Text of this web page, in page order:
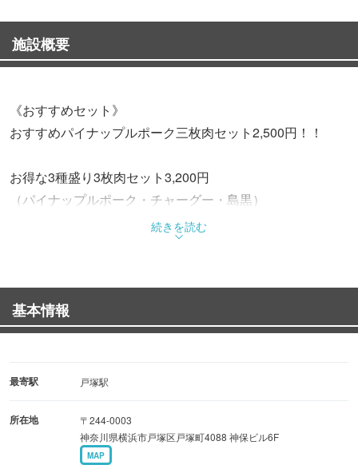
施設概要
《おすすめセット》
おすすめパイナップルポーク三枚肉セット2,500円！！
お得な3種盛り3枚肉セット3,200円
（パイナップルポーク・チャーグー・島黒）
《パイナップルポークのこだわり》
て育った豚です！！
カロリー・脂質は20％ダウン！！なのに栄養たっぷり！！
普通の豚肉と比べてカロリー・脂質が1～2割少ないのに対
約1．5倍！！ヘルシーなのに栄養たっぷり！！是非一度お
続きを読む
基本情報
最寄駅 戸塚駅
所在地
〒244-0003
神奈川県横浜市戸塚区戸塚町4088 神保ビル6F
MAP